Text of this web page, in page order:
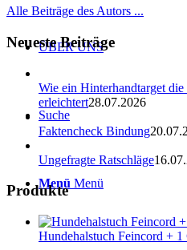
ÜBER UNS
Suche
Menü Menü
Alle Beiträge des Autors ...
Neueste Beiträge
Wie ein Hinterhandtarget
erleichtert28.07.2026
Faktencheck Bindung
Ungefragte Ratschläge
Produkte
Hundehalstuch Feincord +